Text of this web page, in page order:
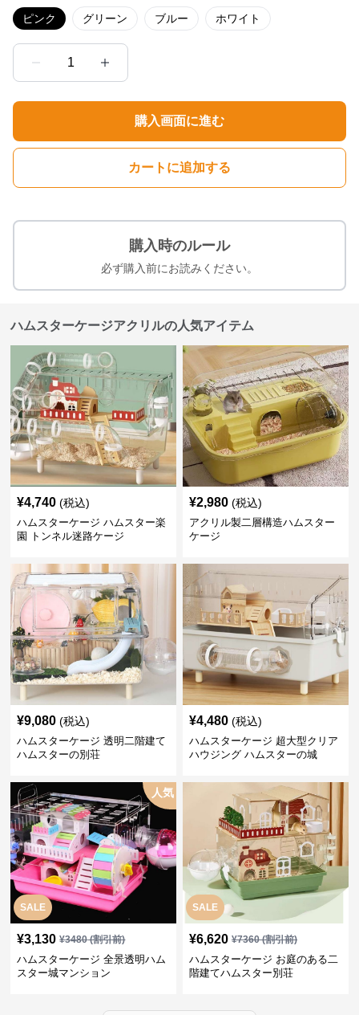
ピンク グリーン ブルー ホワイト
1
購入画面に進む
カートに追加する
購入時のルール
必ず購入前にお読みください。
ハムスターケージアクリルの人気アイテム
¥4,740 (税込)
ハムスターケージ ハムスター楽
園 トンネル迷路ケージ
¥2,980 (税込)
アクリル製二層構造ハムスター
ケージ
¥9,080 (税込)
ハムスターケージ 透明二階建て
ハムスターの別荘
¥4,480 (税込)
ハムスターケージ 超大型クリア
ハウジング ハムスターの城
SALE
人気
¥3,130 ¥3480(割引前)
ハムスターケージ 全景透明ハム
スター城マンション
SALE
¥6,620 ¥7360(割引前)
ハムスターケージ お庭のある二
階建てハムスター別荘